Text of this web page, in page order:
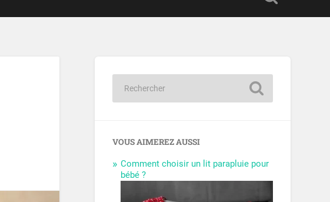
VOUS AIMEREZ AUSSI
Comment choisir un lit parapluie pour
bébé ?